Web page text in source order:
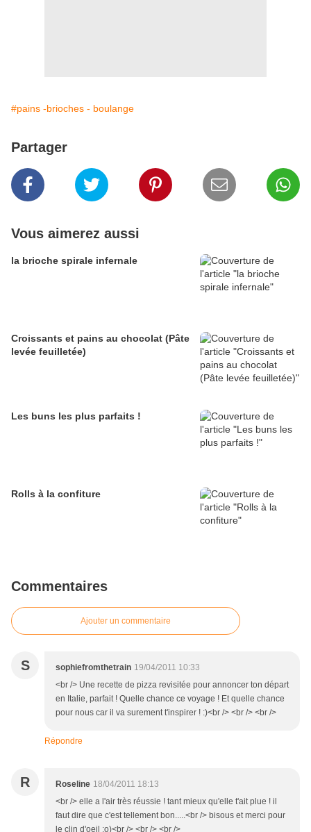
#pains -brioches - boulange
Partager
Vous aimerez aussi
la brioche spirale infernale
Croissants et pains au chocolat (Pâte
levée feuilletée)
Les buns les plus parfaits !
Rolls à la confiture
Commentaires
Ajouter un commentaire
S sophiefromthetrain 19/04/2011 10:33
<br /> Une recette de pizza revisitée pour annoncer ton départ
en Italie, parfait ! Quelle chance ce voyage ! Et quelle chance
pour nous car il va surement t'inspirer ! :)<br /> <br /> <br />
Répondre
R Roseline 18/04/2011 18:13
<br /> elle a l'air très réussie ! tant mieux qu'elle t'ait plue ! il
faut dire que c'est tellement bon.....<br /> bisous et merci pour
le clin d'oeil ;o)<br /> <br /> <br />